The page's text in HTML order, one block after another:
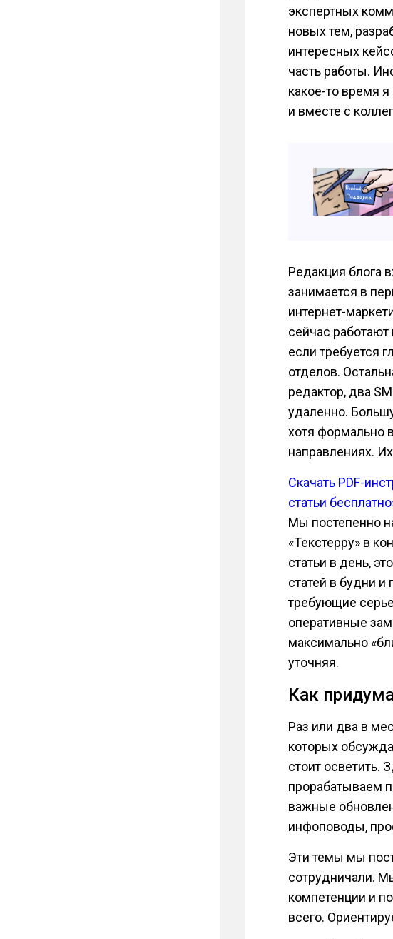
экспертных
новых тем,
интересных
часть работы.
какое-то время
и вместе с
Редакция блога
занимается в
интернет-
сейчас
если требуется
отделов.
редактор, два
удаленно.
хотя формально
направлениях.
Скачать PDF-
статьи
Мы постепенно
«Текстерру» в
статьи в день,
статей в будни
требующие
оперативные
максимально
уточняя.
Как
Раз или два в
которых
стоит осветить.
прорабатываем
важные
инфоповоды,
Эти темы мы
сотрудничали.
компетенции и
всего.